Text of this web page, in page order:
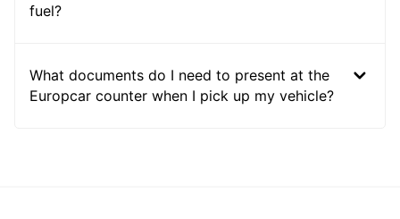
fuel?
What documents do I need to present at the
Europcar counter when I pick up my vehicle?